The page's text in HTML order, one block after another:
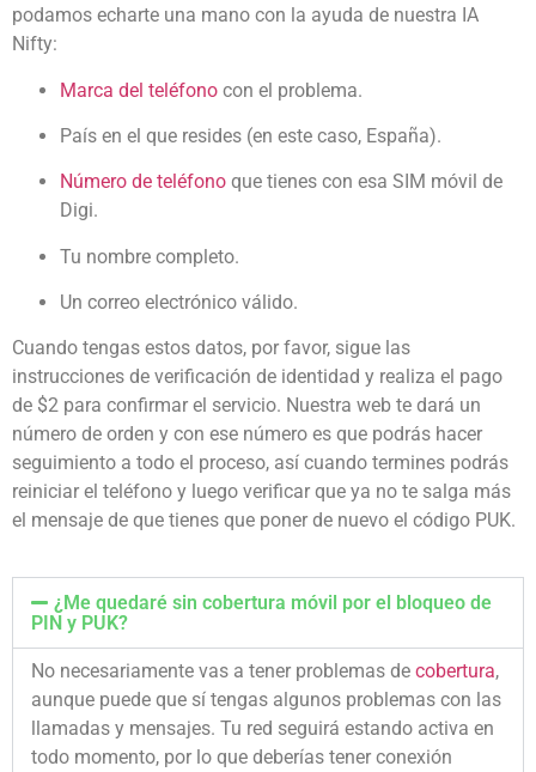
podamos echarte una mano con la ayuda de nuestra IA
Nifty:
Marca del teléfono con el problema.
País en el que resides (en este caso, España).
Número de teléfono que tienes con esa SIM móvil de
Digi.
Tu nombre completo.
Un correo electrónico válido.
Cuando tengas estos datos, por favor, sigue las
instrucciones de verificación de identidad y realiza el pago
de $2 para confirmar el servicio. Nuestra web te dará un
número de orden y con ese número es que podrás hacer
seguimiento a todo el proceso, así cuando termines podrás
reiniciar el teléfono y luego verificar que ya no te salga más
el mensaje de que tienes que poner de nuevo el código PUK.
¿Me quedaré sin cobertura móvil por el bloqueo de
PIN y PUK?
No necesariamente vas a tener problemas de cobertura,
aunque puede que sí tengas algunos problemas con las
llamadas y mensajes. Tu red seguirá estando activa en
todo momento, por lo que deberías tener conexión